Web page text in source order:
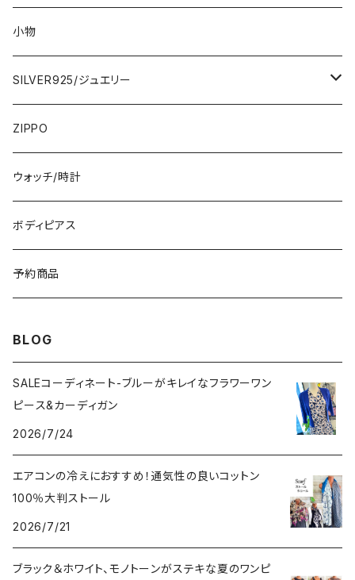
3000円
5000円
7000円
ロング・マキシ
ひざ・ミディ
トップス・カーディガン・アウター
カーディガン
イタリア製ジャケット
スカート・パンツ
大判ストール・ロングスカーフ
小さめスカーフ
コットンストール・スカーフ
冬物・マフラー
小物
SILVER925/ジュエリー
指輪・リング
ネックレス・ペンダントトップ
ピアス・イヤリング
ブレスレット・バングル
ZIPPO
ウォッチ/時計
ボディピアス
予約商品
BLOG
SALEコーディネート-ブルーがキレイなフラワーワン
ピース&カーディガン
2026/7/24
エアコンの冷えにおすすめ！通気性の良いコットン
100％大判ストール
2026/7/21
ブラック＆ホワイト、モノトーンがステキな夏のワンピ